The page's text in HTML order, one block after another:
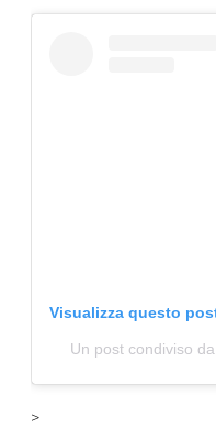
MONACO
Visualizza questo
Un post condiviso
>